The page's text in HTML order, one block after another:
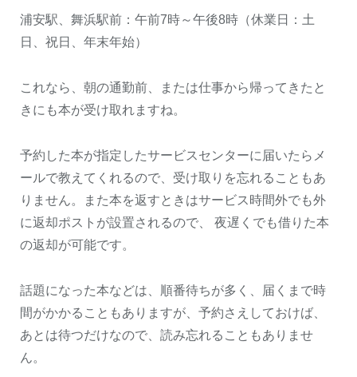
浦安駅、舞浜駅前：午前7時～午後8時（休業日：土
日、祝日、年末年始）
これなら、朝の通勤前、または仕事から帰ってきたと
きにも本が受け取れますね。
予約した本が指定したサービスセンターに届いたらメ
ールで教えてくれるので、受け取りを忘れることもあ
りません。また本を返すときはサービス時間外でも外
に返却ポストが設置されるので、 夜遅くでも借りた本
の返却が可能です。
話題になった本などは、順番待ちが多く、届くまで時
間がかかることもありますが、予約さえしておけば、
あとは待つだけなので、読み忘れることもありませ
ん。